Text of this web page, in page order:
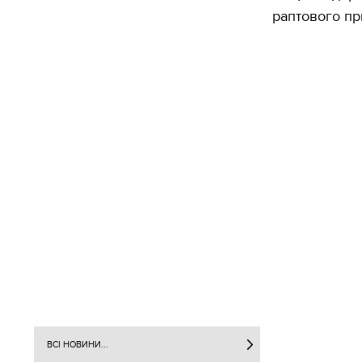
ВСІ НОВИНИ...
раптового